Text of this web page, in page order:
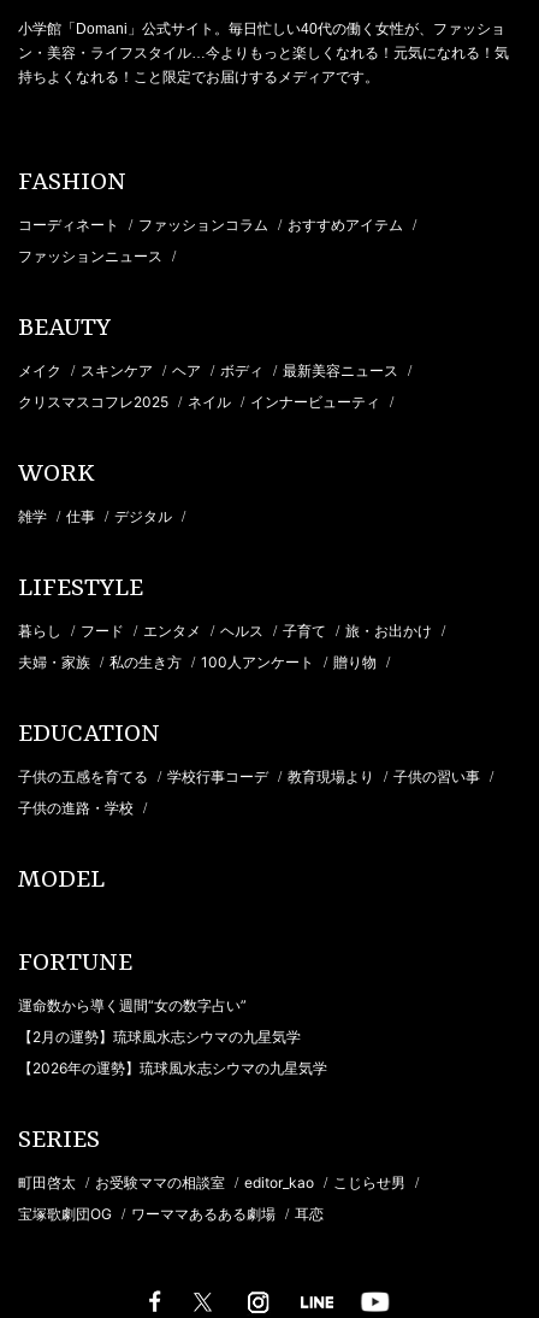
小学館「Domani」公式サイト。毎日忙しい40代の働く女性が、ファッショ
ン・美容・ライフスタイル…今よりもっと楽しくなれる！元気になれる！気
持ちよくなれる！こと限定でお届けするメディアです。
FASHION
コーディネート / ファッションコラム / おすすめアイテム /
ファッションニュース /
BEAUTY
メイク / スキンケア / ヘア / ボディ / 最新美容ニュース /
クリスマスコフレ2025 / ネイル / インナービューティ /
WORK
雑学 / 仕事 / デジタル /
LIFESTYLE
暮らし / フード / エンタメ / ヘルス / 子育て / 旅・お出かけ /
夫婦・家族 / 私の生き方 / 100人アンケート / 贈り物 /
EDUCATION
子供の五感を育てる / 学校行事コーデ / 教育現場より / 子供の習い事 /
子供の進路・学校 /
MODEL
FORTUNE
運命数から導く週間“女の数字占い”
【2月の運勢】琉球風水志シウマの九星気学
【2026年の運勢】琉球風水志シウマの九星気学
SERIES
町田啓太 / お受験ママの相談室 / editor_kao / こじらせ男 /
宝塚歌劇団OG / ワーママあるある劇場 / 耳恋